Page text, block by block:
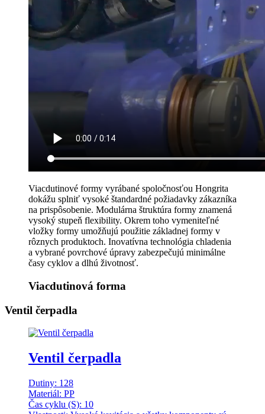
Viacdutinové formy vyrábané spoločnosťou Hongrita
dokážu splniť vysoké štandardné požiadavky zákazníka
na prispôsobenie. Modulárna štruktúra formy znamená
vysoký stupeň flexibility. Okrem toho vymeniteľné
vložky formy umožňujú použitie základnej formy v
rôznych produktoch. Inovatívna technológia chladenia
a vybrané povrchové úpravy zabezpečujú minimálne
časy cyklov a dlhú životnosť.
Viacdutinová forma
Ventil čerpadla
Ventil čerpadla
Dutiny: 128
Materiál: PP
Čas cyklu (S): 10